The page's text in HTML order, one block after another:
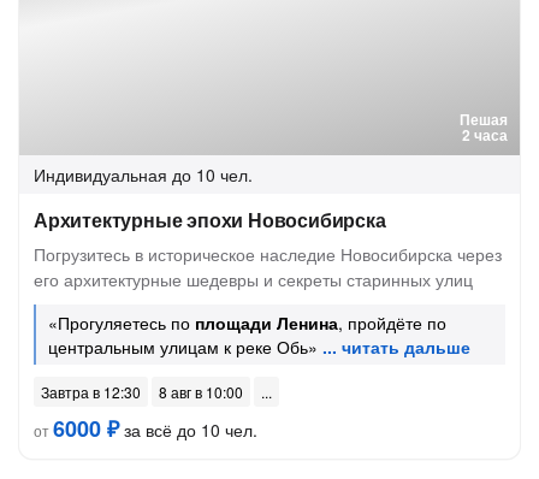
Пешая
2 часа
Индивидуальная до 10 чел.
Архитектурные эпохи Новосибирска
Погрузитесь в историческое наследие Новосибирска через
его архитектурные шедевры и секреты старинных улиц
«Прогуляетесь по площади Ленина, пройдёте по
центральным улицам к реке Обь»
Завтра в 12:30
8 авг в 10:00
от6000 ₽за всё до 10 чел.